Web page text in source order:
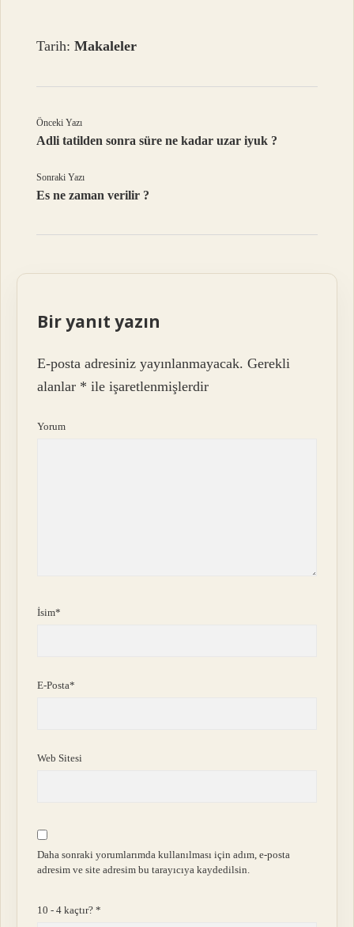
Tarih:Makaleler
Önceki Yazı
Adli tatilden sonra süre ne kadar uzar iyuk ?
Sonraki Yazı
Es ne zaman verilir ?
Bir yanıt yazın
E-posta adresiniz yayınlanmayacak. Gerekli
alanlar * ile işaretlenmişlerdir
Yorum
İsim*
E-Posta*
Web Sitesi
Daha sonraki yorumlarımda kullanılması için adım, e-posta
adresim ve site adresim bu tarayıcıya kaydedilsin.
10 - 4 kaçtır?*